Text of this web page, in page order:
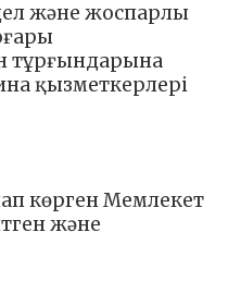
және жоспарлы
тұрғындарына
қызметкерлері
көрген Мемлекет
және